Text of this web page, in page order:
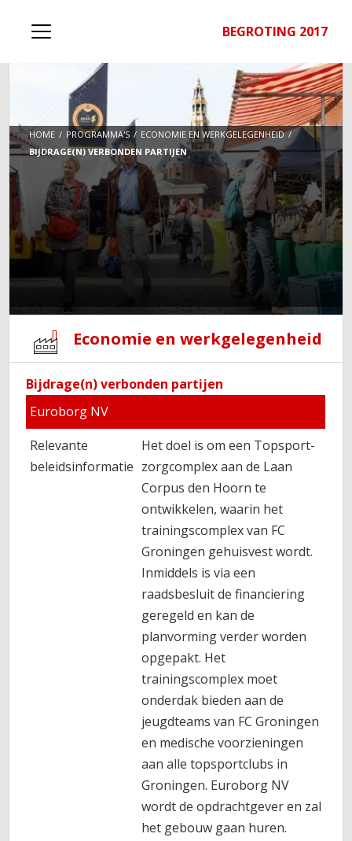
BEGROTING 2017
HOME PROGRAMMA'S
ECONOMIE EN WERKGELEGENHEID
BIJDRAGE(N) VERBONDEN PARTIJEN
Economie en werkgelegenheid
Bijdrage(n) verbonden partijen
Euroborg NV
Relevante
beleidsinformatie
Het doel is om een Topsport-
zorgcomplex aan de Laan
Corpus den Hoorn te
ontwikkelen, waarin het
trainingscomplex van FC
Groningen gehuisvest wordt.
Inmiddels is via een
raadsbesluit de financiering
geregeld en kan de
planvorming verder worden
opgepakt. Het
trainingscomplex moet
onderdak bieden aan de
jeugdteams van FC Groningen
en medische voorzieningen
aan alle topsportclubs in
Groningen. Euroborg NV
wordt de opdrachtgever en zal
het gebouw gaan huren.